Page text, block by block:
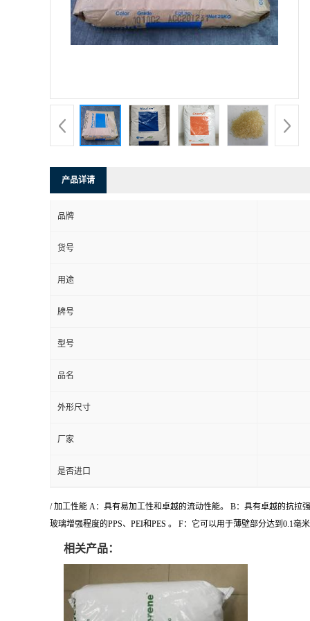
产品详请
品牌
货号
用途
牌号
型号
品名
外形尺寸
厂家
是否进口
/ 加工性能 A：具有易加工性和卓越的流动性能。 B：具有卓越的抗拉
玻璃增强程度的PPS、PEI和PES 。 F：它可以用于薄壁部分达到0.1
相关产品：